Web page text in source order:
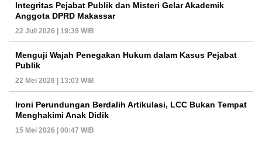
Integritas Pejabat Publik dan Misteri Gelar Akademik
Anggota DPRD Makassar
22 Juli 2026 | 19:39 WIB
Menguji Wajah Penegakan Hukum dalam Kasus Pejabat
Publik
22 Mei 2026 | 13:03 WIB
Ironi Perundungan Berdalih Artikulasi, LCC Bukan Tempat
Menghakimi Anak Didik
15 Mei 2026 | 00:47 WIB